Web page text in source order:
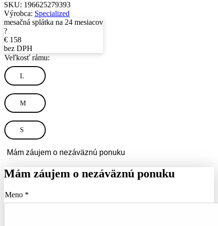
SKU: 196625279393
Výrobca: Specialized
mesačná splátka na 24 mesiacov
?
€ 158
bez DPH
Veľkosť rámu:
L
M
S
Mám záujem o nezáväznú ponuku
Mám záujem o nezáväznú ponuku
Meno *